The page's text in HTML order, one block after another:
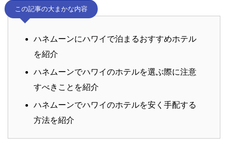
この記事の大まかな内容
ハネムーンにハワイで泊まるおすすめホテル
を紹介
ハネムーンでハワイのホテルを選ぶ際に注意
すべきことを紹介
ハネムーンでハワイのホテルを安く手配する
方法を紹介